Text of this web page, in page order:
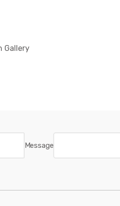
Gallery
Message